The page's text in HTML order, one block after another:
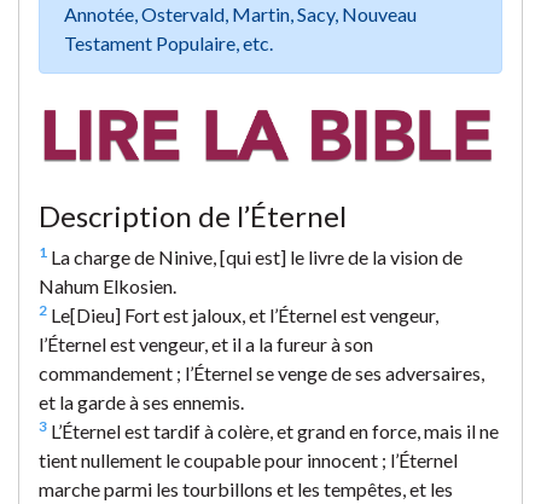
Annotée, Ostervald, Martin, Sacy, Nouveau
Testament Populaire, etc.
Description de l’Éternel
1 La charge de Ninive, [qui est] le livre de la vision de
Nahum Elkosien.
2 Le[Dieu] Fort est jaloux, et l’Éternel est vengeur,
l’Éternel est vengeur, et il a la fureur à son
commandement ; l’Éternel se venge de ses adversaires,
et la garde à ses ennemis.
3 L’Éternel est tardif à colère, et grand en force, mais il ne
tient nullement le coupable pour innocent ; l’Éternel
marche parmi les tourbillons et les tempêtes, et les